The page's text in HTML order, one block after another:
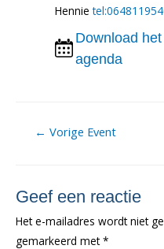
Hennie
Download
agenda
Berichtnavigatie
← Vorige Event
Geef een reactie
Het e-mailadres wordt niet
gemarkeerd met*